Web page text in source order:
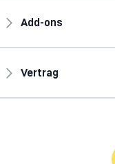
Add-ons
Vertrag